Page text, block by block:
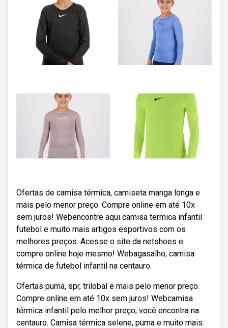
Ofertas de camisa térmica, camiseta manga longa e
mais pelo menor preço. Compre online em até 10x
sem juros! Webencontre aqui camisa termica infantil
futebol e muito mais artigos esportivos com os
melhores preços. Acesse o site da netshoes e
compre online hoje mesmo! Webagasalho, camisa
térmica de futebol infantil na centauro.
Ofertas puma, spr, trilobal e mais pelo menor preço.
Compre online em até 10x sem juros! Webcamisa
térmica infantil pelo melhor preço, você encontra na
centauro. Camisa térmica selene, puma e muito mais.